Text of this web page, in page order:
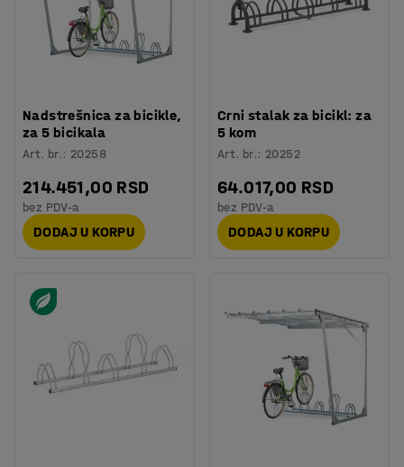
Nadstrešnica za bicikle,
za 5 bicikala
Art. br.: 20258
214.451,00 RSD
bez PDV-a
DODAJ U KORPU
Crni stalak za bicikl: za
5 kom
Art. br.: 20252
64.017,00 RSD
bez PDV-a
DODAJ U KORPU